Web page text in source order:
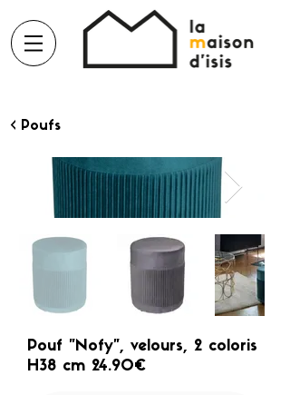
< Poufs
Pouf "Nofy", velours, 2 coloris
H38 cm 24.90€